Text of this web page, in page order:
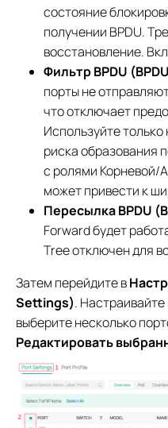
состояние
получении BPDU.
восстановление.
Фильтр BPDU
порты не
что отключает
Используйте только
риска образования
с ролями Корневой/
может привести к
Пересылка BPDU
Forward будет
Tree отключен для
Затем перейдите в
Settings).
выберите несколько
Редактировать